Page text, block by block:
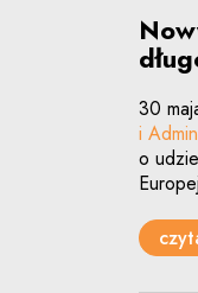
30
i
o